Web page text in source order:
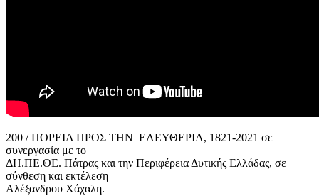
200 / ΠΟΡΕΙΑ ΠΡΟΣ ΤΗΝ ΕΛΕΥΘΕΡΙΑ, 1821-2021 σε
συνεργασία με το
ΔΗ.ΠΕ.ΘΕ. Πάτρας και την Περιφέρεια Δυτικής Ελλάδας, σε
σύνθεση και εκτέλεση
Αλέξανδρου Χάχαλη.